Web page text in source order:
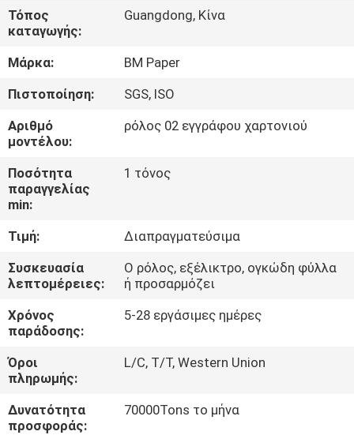
ΜΕ
ΕΜΆΣ
ΕΠΙΣΚΕΨΉ
ΕΡΓΟΣΤΑΣΊΟΥ
ΈΛΕΓΧΟΣ
ΠΟΙΌΤΗΤΑΣ
ΕΠΙΚΟΙΝΩΝΉΣΤΕ
ΜΑΖΊ
ΕΙΔΉΣΕΙΣ
ΥΠΟΘΈΣΕΙΣ
Τόπος
καταγωγής:
Guangdong, Κίνα
Μάρκα:
BM Paper
Πιστοποίηση:
SGS, ISO
Αριθμό
μοντέλου:
ρόλος 02 εγγράφου χαρτονιού
Ποσότητα
παραγγελίας
min:
1 τόνος
Τιμή:
Διαπραγματεύσιμα
Συσκευασία
λεπτομέρειες:
Ο ρόλος, εξέλικτρο, ογκώδη φύλλα
ή προσαρμόζει
Χρόνος
παράδοσης:
5-28 εργάσιμες ημέρες
Όροι
πληρωμής:
L/C, T/T, Western Union
Δυνατότητα
προσφοράς:
70000Tons το μήνα